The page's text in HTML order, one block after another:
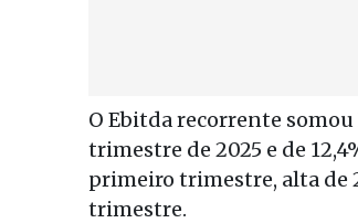
O Ebitda recorrente
trimestre de 2025 e de
primeiro trimestre, alta de
trimestre.